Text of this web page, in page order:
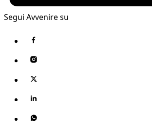
Segui Avvenire su